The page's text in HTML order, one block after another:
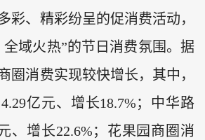
彩、精彩纷呈的促消费活动，
域火热”的节日消费氛围。据
圈消费实现较快增长，其中，
亿元、增长18.7%；中华路
、增长22.6%；花果园商圈消